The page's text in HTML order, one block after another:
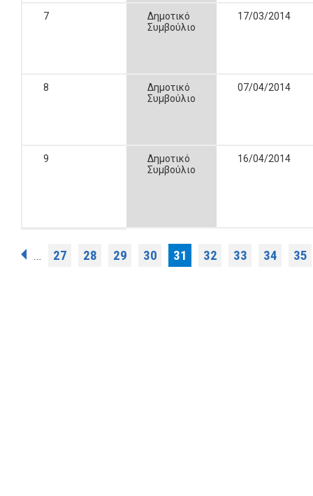
7
Δημοτικό
Συμβούλιο
17/03/2014
8
Δημοτικό
Συμβούλιο
07/04/2014
9
Δημοτικό
Συμβούλιο
16/04/2014
Σελίδες
… 27 28 29 30 31 32 33 34 35